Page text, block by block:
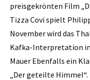
preisgekrönten Film
Tizza Covi spielt
November wird das
Kafka-Interpretation in
Mauer Ebenfalls ein
„Der geteilte